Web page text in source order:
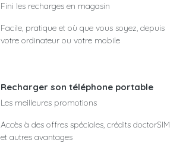
Fini les recharges en magasin
Facile, pratique et où que vous soyez, depuis
votre ordinateur ou votre mobile
Recharger son téléphone portable
Les meilleures promotions
Accès à des offres spéciales, crédits doctorSIM
et autres avantages